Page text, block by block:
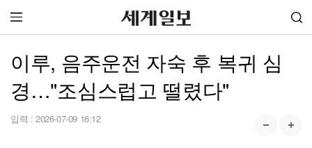
이루, 음주운전 자숙 후 복귀 심
경…"조심스럽고 떨렸다"
입력 : 2026-07-09 16:12